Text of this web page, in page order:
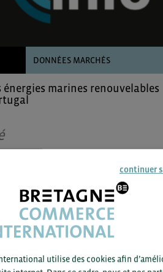
DONNÉES MARCHÉS
énergies marines renouvelables
continuer
utilise des cookies afin